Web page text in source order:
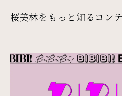
桜美林をもっと知るコン